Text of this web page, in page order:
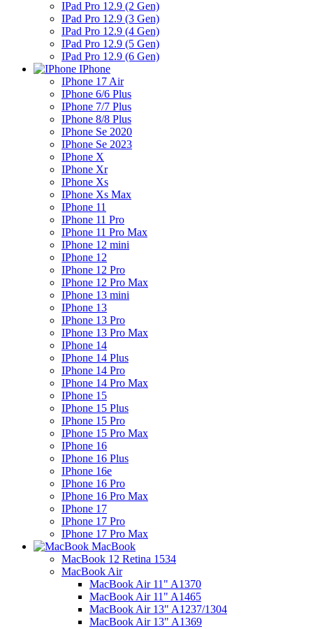
IPad Pro 12.9 (2 Gen)
IPad Pro 12.9 (3 Gen)
IPad Pro 12.9 (4 Gen)
IPad Pro 12.9 (5 Gen)
IPad Pro 12.9 (6 Gen)
IPhone
IPhone 17 Air
IPhone 6/6 Plus
IPhone 7/7 Plus
IPhone 8/8 Plus
IPhone Se 2020
IPhone Se 2023
IPhone X
IPhone Xr
IPhone Xs
IPhone Xs Max
IPhone 11
IPhone 11 Pro
IPhone 11 Pro Max
IPhone 12 mini
IPhone 12
IPhone 12 Pro
IPhone 12 Pro Max
IPhone 13 mini
IPhone 13
IPhone 13 Pro
IPhone 13 Pro Max
IPhone 14
IPhone 14 Plus
IPhone 14 Pro
IPhone 14 Pro Max
IPhone 15
IPhone 15 Plus
IPhone 15 Pro
IPhone 15 Pro Max
IPhone 16
IPhone 16 Plus
IPhone 16e
IPhone 16 Pro
IPhone 16 Pro Max
IPhone 17
IPhone 17 Pro
IPhone 17 Pro Max
MacBook
MacBook 12 Retina 1534
MacBook Air
MacBook Air 11" A1370
MacBook Air 11" A1465
MacBook Air 13" A1237/1304
MacBook Air 13" A1369